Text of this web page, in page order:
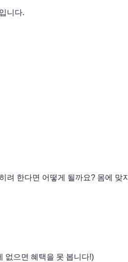
니다.
한다면 어떻게 될까요? 몸에 맞
없으면 혜택을 못 봅니다!)